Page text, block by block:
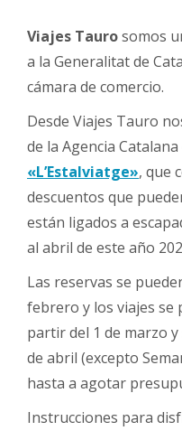
Viajes Taurosomos
a la Generalitat de
cámara de comercio.
Desde Viajes Tauro
de la Agencia
«L’Estalviatge», que
descuentos que
están ligados a
al abril de este año
Las reservas se
febrero y los viajes se
partir del 1 de marzo
de abril (excepto
hasta a agotar
Instrucciones para